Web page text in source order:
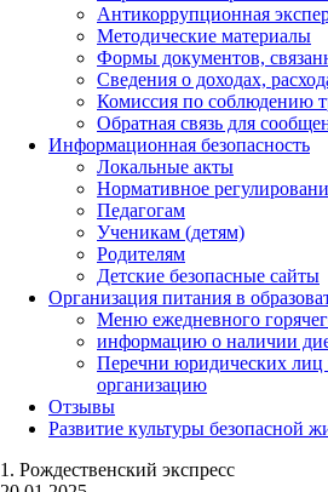
Антикоррупционная
Методические материалы
Формы документов,
Сведения о доходах,
Комиссия по соблюдению
Обратная связь для
Информационная безопасность
Локальные акты
Нормативное
Педагогам
Ученикам (детям)
Родителям
Детские безопасные сайты
Организация питания в
Меню ежедневного
информацию о наличии
Перечни юридических лиц
организацию
Отзывы
Развитие культуры безопасной
1. Рождественский экспресс